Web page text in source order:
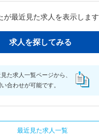
が最近見た求人を表示します
求人を探してみる
た求人一覧ページから、
合わせが可能です。
最近見た求人一覧